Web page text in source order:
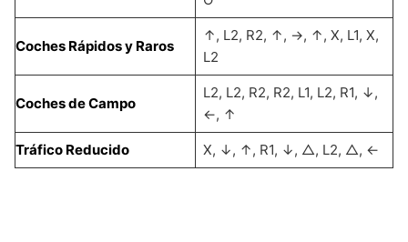
Coches Rápidos y Raros
↑, L2, R2, ↑, →, ↑, X, L1, X,
L2
Coches de Campo
L2, L2, R2, R2, L1, L2, R1, ↓,
←, ↑
Tráfico Reducido X, ↓, ↑, R1, ↓, △, L2, △, ←